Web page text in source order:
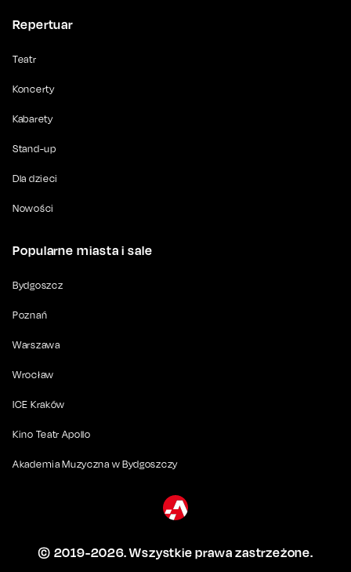
Repertuar
Teatr
Koncerty
Kabarety
Stand-up
Dla dzieci
Nowości
Popularne miasta i sale
Bydgoszcz
Poznań
Warszawa
Wrocław
ICE Kraków
Kino Teatr Apollo
Akademia Muzyczna w Bydgoszczy
© 2019-2026. Wszystkie prawa zastrzeżone.